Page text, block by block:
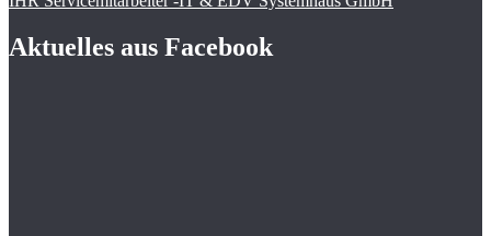
Aktuelles aus Facebook